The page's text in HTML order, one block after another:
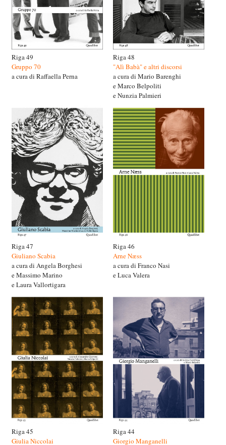
Riga 49
Gruppo 70
a cura di Raffaella Perna
Riga 48
"Alì Babà" e altri discorsi
a cura di Mario Barenghi
e Marco Belpoliti
e Nunzia Palmieri
Riga 47
Giuliano Scabia
a cura di Angela Borghesi
e Massimo Marino
e Laura Vallortigara
Riga 46
Arne Næss
a cura di Franco Nasi
e Luca Valera
Riga 45
Giulia Niccolai
Riga 44
Giorgio Manganelli